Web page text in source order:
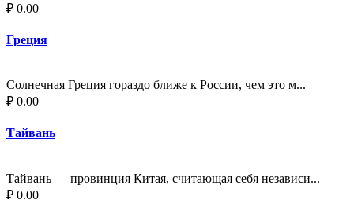
₽ 0.00
Греция
Солнечная Греция гораздо ближе к России, чем это м...
₽ 0.00
Тайвань
Тайвань — провинция Китая, считающая себя независи...
₽ 0.00